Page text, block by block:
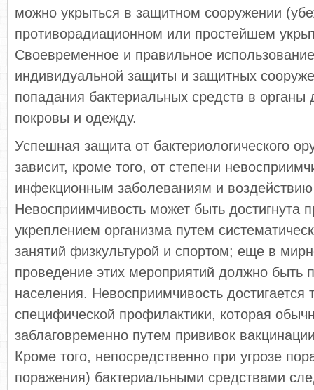
можно укрыться в защитном сооружении
противорадиационном или простейшем
Своевременное и правильное
индивидуальной защиты и защитных
попадания бактериальных средств в
покровы и одежду.
Успешная защита от бактериологического
зависит, кроме того, от степени
инфекционным заболеваниям и воздействию
Невосприимчивость может быть достигнута
укреплением организма путем
занятий физкультурой и спортом; еще в
проведение этих мероприятий должно быть
населения. Невосприимчивость
специфической профилактики, которая
заблаговременно путем прививок
Кроме того, непосредственно при угрозе
поражения) бактериальными средствами